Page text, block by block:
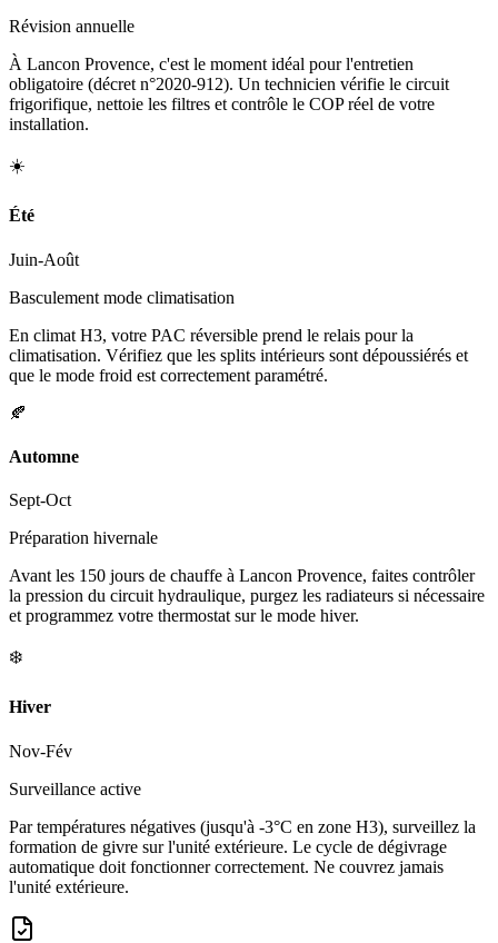
Révision annuelle
À Lancon Provence, c'est le moment idéal pour l'entretien
obligatoire (décret n°2020-912). Un technicien vérifie le circuit
frigorifique, nettoie les filtres et contrôle le COP réel de votre
installation.
☀️
Été
Juin-Août
Basculement mode climatisation
En climat H3, votre PAC réversible prend le relais pour la
climatisation. Vérifiez que les splits intérieurs sont dépoussiérés et
que le mode froid est correctement paramétré.
🍂
Automne
Sept-Oct
Préparation hivernale
Avant les 150 jours de chauffe à Lancon Provence, faites contrôler
la pression du circuit hydraulique, purgez les radiateurs si nécessaire
et programmez votre thermostat sur le mode hiver.
❄️
Hiver
Nov-Fév
Surveillance active
Par températures négatives (jusqu'à -3°C en zone H3), surveillez la
formation de givre sur l'unité extérieure. Le cycle de dégivrage
automatique doit fonctionner correctement. Ne couvrez jamais
l'unité extérieure.